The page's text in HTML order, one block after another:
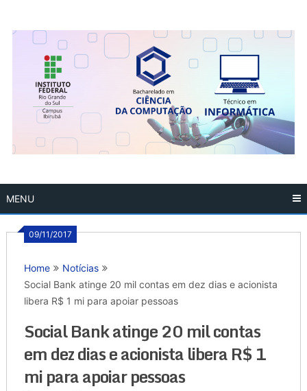
MENU
09/11/2017
Home
Notícias
Social Bank atinge 20 mil contas em dez dias e acionista
libera R$ 1 mi para apoiar pessoas
Social Bank atinge 20 mil contas
em dez dias e acionista libera R$ 1
mi para apoiar pessoas